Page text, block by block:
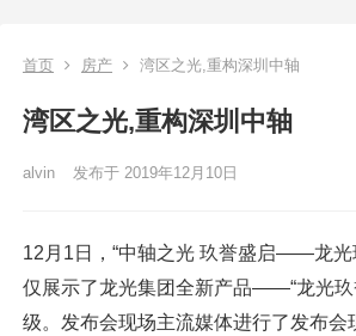
首页 房产 湾区之光,重构深圳中轴
湾区之光,重构深圳中轴
alvin 发布于 2019年12月10日
12月1日，“中轴之光 玖誉盛启——龙光
仅展示了龙光集团全新产品——“龙光玖
级。发布会现场主流媒体进行了发布会